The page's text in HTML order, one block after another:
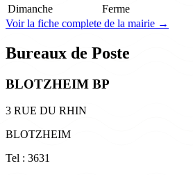
Dimanche
Ferme
Voir la fiche complete de la mairie →
Bureaux de Poste
BLOTZHEIM BP
3 RUE DU RHIN
BLOTZHEIM
Tel : 3631